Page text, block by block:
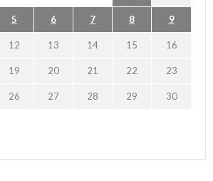
5 6 7 8 9
12 13 14 15 16
19 20 21 22 23
26 27 28 29 30